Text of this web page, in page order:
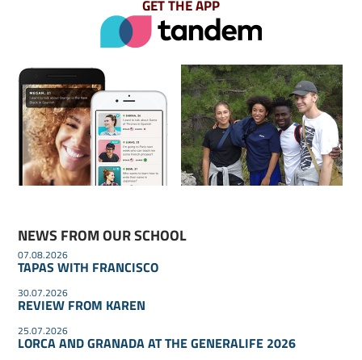
GET THE APP
NEWS FROM OUR SCHOOL
07.08.2026
TAPAS WITH FRANCISCO
30.07.2026
REVIEW FROM KAREN
25.07.2026
LORCA AND GRANADA AT THE GENERALIFE 2026